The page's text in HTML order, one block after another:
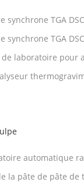
synchrone TGA
synchrone TGA
laboratoire pour
DTA/DSC
automatique
la pâte de pâte de